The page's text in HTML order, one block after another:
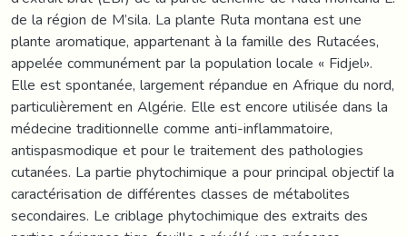
de la région de M’sila. La plante Ruta montana est une
plante aromatique, appartenant à la famille des Rutacées,
appelée communément par la population locale « Fidjel».
Elle est spontanée, largement répandue en Afrique du nord,
particulièrement en Algérie. Elle est encore utilisée dans la
médecine traditionnelle comme anti-inflammatoire,
antispasmodique et pour le traitement des pathologies
cutanées. La partie phytochimique a pour principal objectif la
caractérisation de différentes classes de métabolites
secondaires. Le criblage phytochimique des extraits des